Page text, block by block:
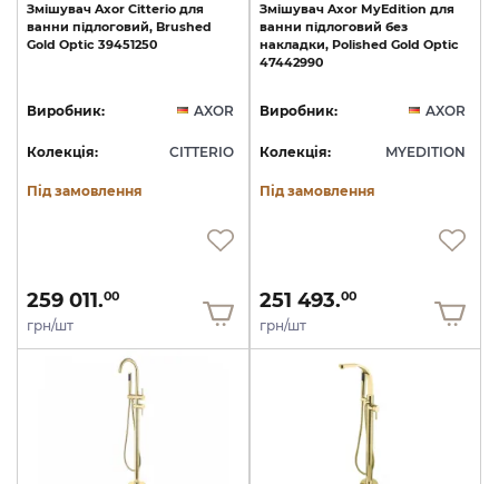
Змішувач Axor Citterio для
ванни підлоговий, Brushed
Gold Optic 39451250
Виробник: AXOR
Колекція: CITTERIO
Під замовлення
259 011.00
грн/шт
Змішувач Axor MyEdition для
ванни підлоговий без
накладки, Polished Gold Optic
47442990
Виробник: AXOR
Колекція: MYEDITION
Під замовлення
251 493.00
грн/шт